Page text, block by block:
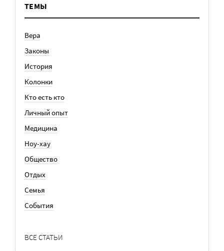
ТЕМЫ
Вера
Законы
История
Колонки
Кто есть кто
Личный опыт
Медицина
Ноу-хау
Общество
Отдых
Семья
События
ВСЕ СТАТЬИ